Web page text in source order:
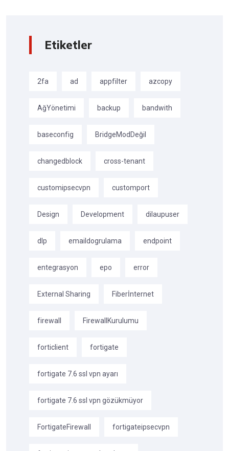
Etiketler
2fa ad appfilter azcopy
AğYönetimi backup bandwith
baseconfig BridgeModDeğil
changedblock cross-tenant
customipsecvpn customport
Design Development dilaupuser
dlp emaildogrulama endpoint
entegrasyon epo error
External Sharing Fiberİnternet
firewall FirewallKurulumu
forticlient fortigate
fortigate 7.6 ssl vpn ayarı
fortigate 7.6 ssl vpn gözükmüyor
FortigateFirewall fortigateipsecvpn